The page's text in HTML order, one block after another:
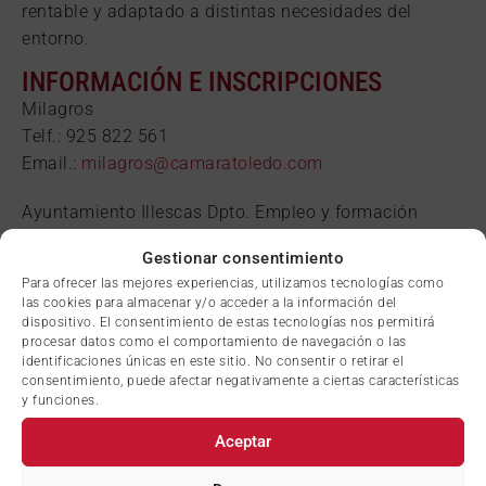
Gestionar consentimiento
Para ofrecer las mejores experiencias, utilizamos tecnologías como
las cookies para almacenar y/o acceder a la información del
dispositivo. El consentimiento de estas tecnologías nos permitirá
procesar datos como el comportamiento de navegación o las
identificaciones únicas en este sitio. No consentir o retirar el
consentimiento, puede afectar negativamente a ciertas características
y funciones.
Aceptar
rentable y adaptado a distintas necesidades del
entorno.
INFORMACIÓN E INSCRIPCIONES
Milagros
Telf.: 925 822 561
Email.: milagros@camaratoledo.com
Ayuntamiento Illescas Dpto. Empleo y formación
empleo@illescas.es
INSCRÍBETE AQUÍ